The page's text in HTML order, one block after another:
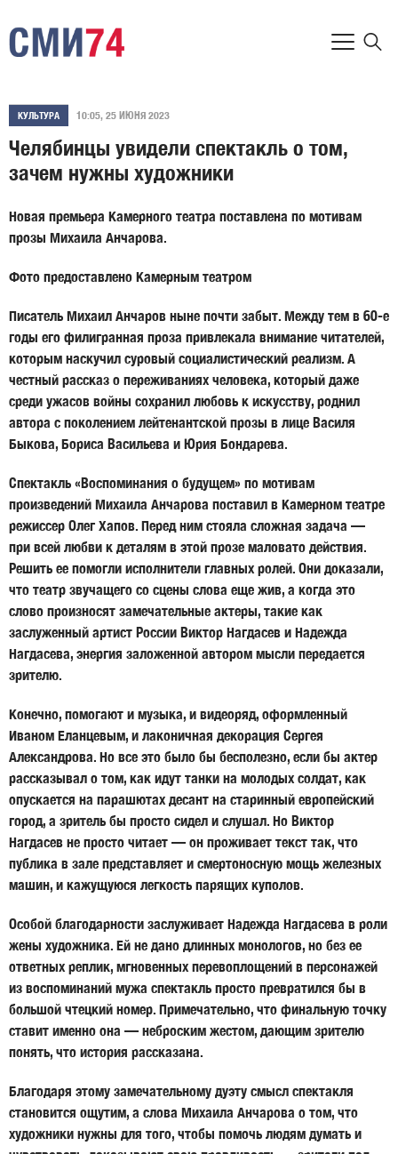
КУЛЬТУРА 10:05, 25 ИЮНЯ 2023
Челябинцы увидели спектакль о том,
зачем нужны художники
Новая премьера Камерного театра поставлена по мотивам
прозы Михаила Анчарова.
Фото предоставлено Камерным театром
Писатель Михаил Анчаров ныне почти забыт. Между тем в 60-е
годы его филигранная проза привлекала внимание читателей,
которым наскучил суровый социалистический реализм. А
честный рассказ о переживаниях человека, который даже
среди ужасов войны сохранил любовь к искусству, роднил
автора с поколением лейтенантской прозы в лице Василя
Быкова, Бориса Васильева и Юрия Бондарева.
Спектакль «Воспоминания о будущем» по мотивам
произведений Михаила Анчарова поставил в Камерном театре
режиссер Олег Хапов. Перед ним стояла сложная задача —
при всей любви к деталям в этой прозе маловато действия.
Решить ее помогли исполнители главных ролей. Они доказали,
что театр звучащего со сцены слова еще жив, а когда это
слово произносят замечательные актеры, такие как
заслуженный артист России Виктор Нагдасев и Надежда
Нагдасева, энергия заложенной автором мысли передается
зрителю.
Конечно, помогают и музыка, и видеоряд, оформленный
Иваном Еланцевым, и лаконичная декорация Сергея
Александрова. Но все это было бы бесполезно, если бы актер
рассказывал о том, как идут танки на молодых солдат, как
опускается на парашютах десант на старинный европейский
город, а зритель бы просто сидел и слушал. Но Виктор
Нагдасев не просто читает — он проживает текст так, что
публика в зале представляет и смертоносную мощь железных
машин, и кажущуюся легкость парящих куполов.
Особой благодарности заслуживает Надежда Нагдасева в роли
жены художника. Ей не дано длинных монологов, но без ее
ответных реплик, мгновенных перевоплощений в персонажей
из воспоминаний мужа спектакль просто превратился бы в
большой чтецкий номер. Примечательно, что финальную точку
ставит именно она — неброским жестом, дающим зрителю
понять, что история рассказана.
Благодаря этому замечательному дуэту смысл спектакля
становится ощутим, а слова Михаила Анчарова о том, что
художники нужны для того, чтобы помочь людям думать и